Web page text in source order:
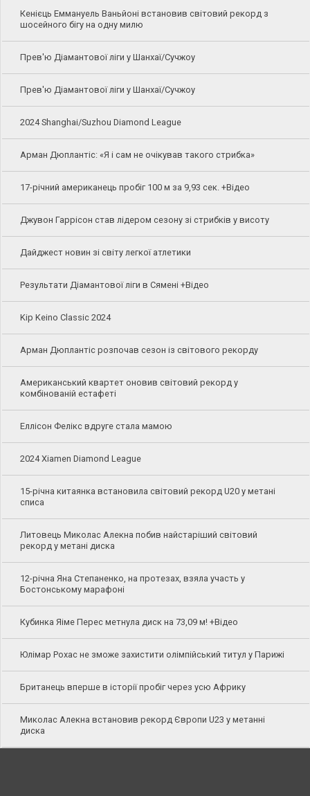
Кенієць Еммануель Ваньйоні встановив світовий рекорд з
шосейного бігу на одну милю
Прев'ю Діамантової ліги у Шанхаї/Сучжоу
Прев'ю Діамантової ліги у Шанхаї/Сучжоу
2024 Shanghai/Suzhou Diamond League
Арман Дюплантіс: «Я і сам не очікував такого стрибка»
17-річний американець пробіг 100 м за 9,93 сек. +Відео
Джувон Гаррісон став лідером сезону зі стрибків у висоту
Дайджест новин зі світу легкої атлетики
Результати Діамантової ліги в Сямені +Відео
Kip Keino Classic 2024
Арман Дюплантіс розпочав сезон із світового рекорду
Американський квартет оновив світовий рекорд у
комбінованій естафеті
Еллісон Фелікс вдруге стала мамою
2024 Xiamen Diamond League
15-річна китаянка встановила світовий рекорд U20 у метані
списа
Литовець Миколас Алекна побив найстаріший світовий
рекорд у метані диска
12-річна Яна Степаненко, на протезах, взяла участь у
Бостонському марафоні
Кубинка Яіме Перес метнула диск на 73,09 м! +Відео
Юлімар Рохас не зможе захистити олімпійський титул у Парижі
Британець вперше в історії пробіг через усю Африку
Миколас Алекна встановив рекорд Європи U23 у метанні
диска